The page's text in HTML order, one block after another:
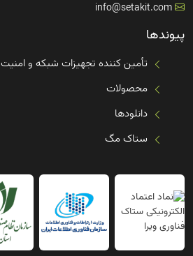
info@setakit.com
پیوندها
تأمین کننده تجهیزات شبکه و امنیت
محصولات
دانلودها
ستاک مگ